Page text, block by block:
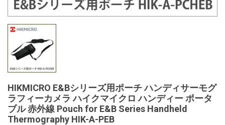
HIKMICRO E&Bシリーズ用ポーチ ハンディサーモグ
ラフィーカメラ ハイクマイクロ ハンディー ポータ
ブル 赤外線 Pouch for E&B Series Handheld
Thermography HIK-A-PEB